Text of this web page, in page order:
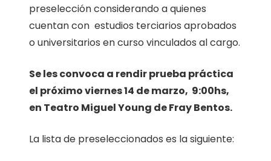
preselección considerando a quienes
cuentan con estudios terciarios aprobados
o universitarios en curso vinculados al cargo.
Se les convoca a rendir prueba práctica
el próximoviernes14 de marzo, 9:00hs,
en Teatro Miguel Young de Fray Bentos.
La lista de preseleccionados es la siguiente: